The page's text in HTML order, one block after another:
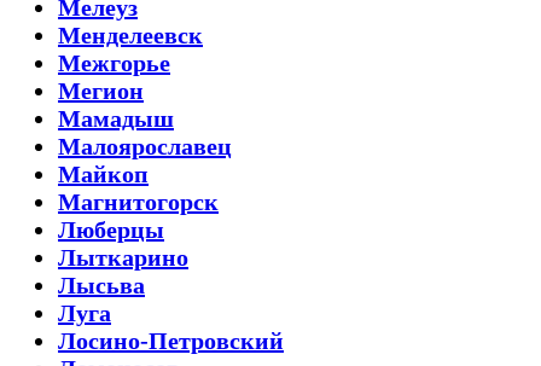
Мелеуз
Менделеевск
Межгорье
Мегион
Мамадыш
Малоярославец
Майкоп
Магнитогорск
Люберцы
Лыткарино
Лысьва
Луга
Лосино-Петровский